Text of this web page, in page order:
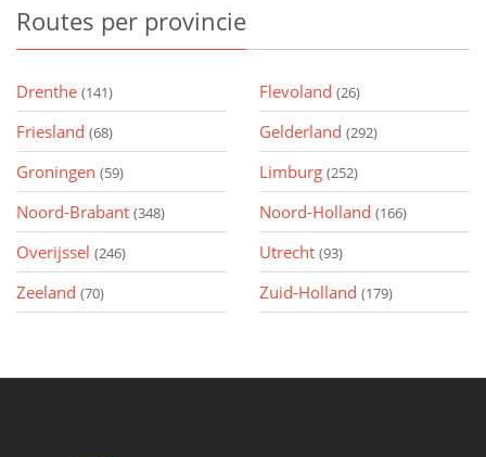
Routes per provincie
Drenthe (141) Flevoland (26)
Friesland (68) Gelderland (292)
Groningen (59) Limburg (252)
Noord-Brabant (348) Noord-Holland (166)
Overijssel (246) Utrecht (93)
Zeeland (70) Zuid-Holland (179)